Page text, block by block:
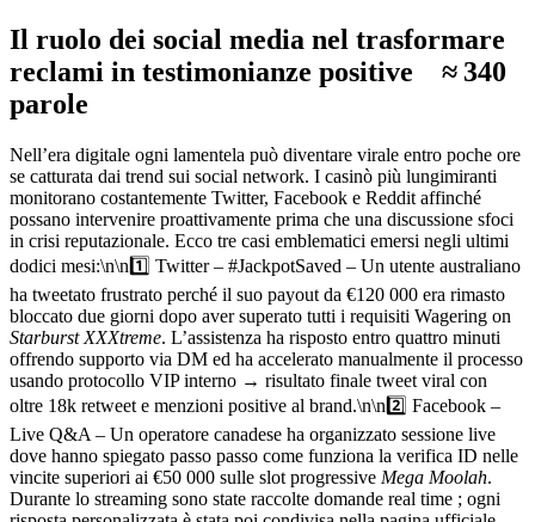
Il ruolo dei social media nel trasformare
reclami in testimonianze positive ≈ 340
parole
Nell’era digitale ogni lamentela può diventare virale entro poche ore
se catturata dai trend sui social network.​ I casinò più lungimiranti
monitorano costantemente Twitter, Facebook e Reddit affinché
possano intervenire proattivamente prima che una discussione sfoci
in crisi reputazionale.​ Ecco tre casi emblematici emersi negli ultimi
dodici mesi:\n\n1️⃣ Twitter – #JackpotSaved – Un utente australiano
ha tweetato frustrato perché il suo payout da €120 000 era rimasto
bloccato due giorni dopo aver superato tutti i requisiti Wagering on
Starburst XXXtreme. L’assistenza ha risposto entro quattro minuti
offrendo supporto via DM ed ha accelerato manualmente il processo
usando protocollo VIP interno → risultato finale tweet viral con
oltre 18k retweet e menzioni positive al brand.\n\n2️⃣ Facebook –
Live Q&A – Un operatore canadese ha organizzato sessione live
dove hanno spiegato passo passo come funziona la verifica ID nelle
vincite superiori ai €50 000 sulle slot progressive Mega Moolah.
Durante lo streaming sono state raccolte domande real time ; ogni